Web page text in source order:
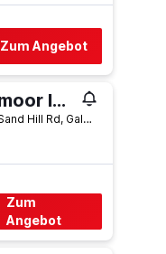
Zum Angebot
Goldmoor Inn & Resort
9001 W.Sand Hill Rd, Galena, IL, USA
Zum
Angebot